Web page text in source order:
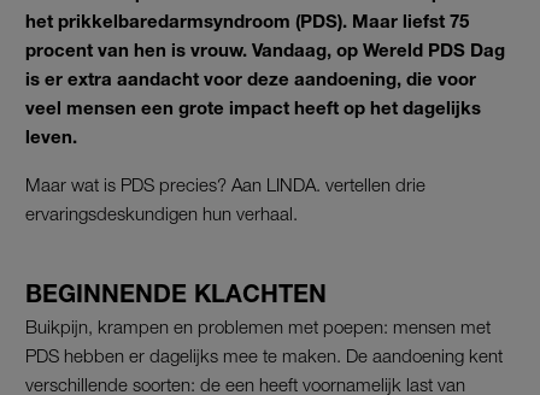
het prikkelbaredarmsyndroom (PDS). Maar liefst 75
procent van hen is vrouw. Vandaag, op Wereld PDS Dag
is er extra aandacht voor deze aandoening, die voor
veel mensen een grote impact heeft op het dagelijks
leven.
Maar wat is PDS precies? Aan LINDA. vertellen drie
ervaringsdeskundigen hun verhaal.
BEGINNENDE KLACHTEN
Buikpijn, krampen en problemen met poepen: mensen met
PDS hebben er dagelijks mee te maken. De aandoening kent
verschillende soorten: de een heeft voornamelijk last van